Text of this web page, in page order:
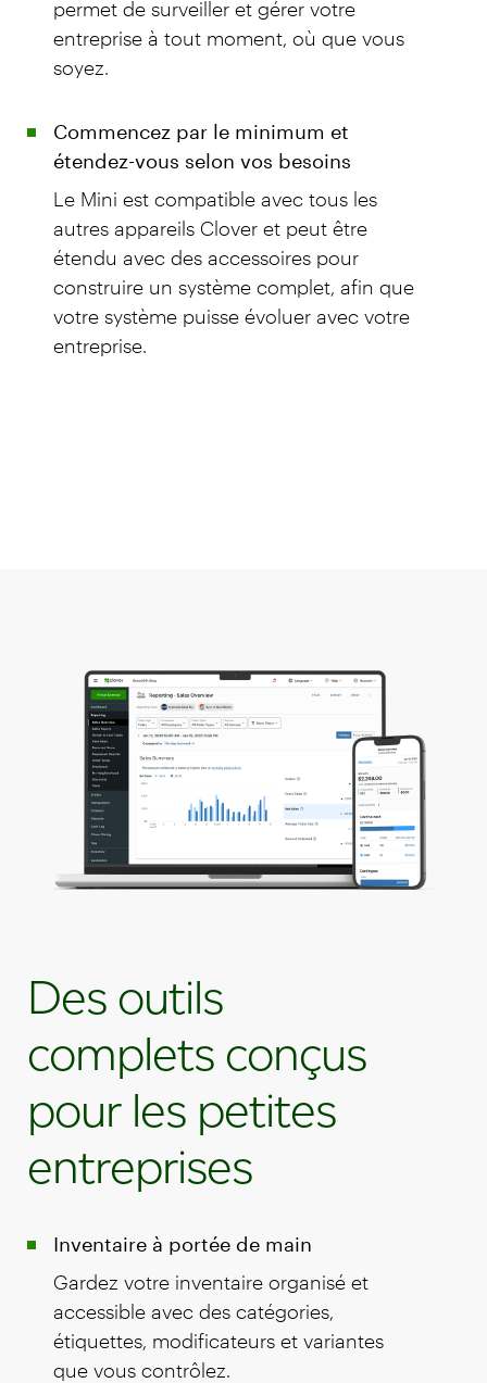
permet de surveiller et gérer votre
entreprise à tout moment, où que vous
soyez.
Commencez par le minimum et
étendez-vous selon vos besoins
Le Mini est compatible avec tous les
autres appareils Clover et peut être
étendu avec des accessoires pour
construire un système complet, afin que
votre système puisse évoluer avec votre
entreprise.
Des outils
complets conçus
pour les petites
entreprises
Inventaire à portée de main
Gardez votre inventaire organisé et
accessible avec des catégories,
étiquettes, modificateurs et variantes
que vous contrôlez.